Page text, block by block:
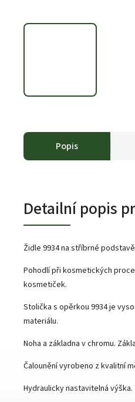
Popis
Detailní popis
Židle 9934 na stříbrné
Pohodlí při kosmetických
kosmetiček.
Stolička s opěrkou 9934 je
materiálu.
Noha a základna v chromu.
Čalounění vyrobeno z kvalitní
Hydraulicky nastavitelná výška.